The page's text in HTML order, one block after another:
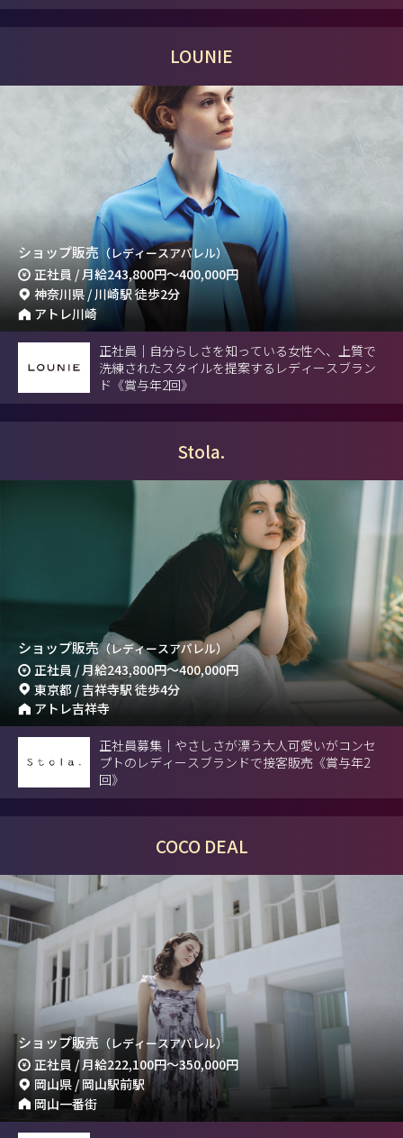
LOUNIE
ショップ販売 （レディースアパレル）
正社員 / 月給243,800円～400,000円
神奈川県 / 川崎駅 徒歩2分
アトレ川崎
正社員｜自分らしさを知っている女性へ、上質で
洗練されたスタイルを提案するレディースブラン
ド《賞与年2回》
Stola.
ショップ販売（レディースアパレル）
正社員 / 月給243,800円～400,000円
東京都 / 吉祥寺駅 徒歩4分
アトレ吉祥寺
正社員募集｜やさしさが漂う大人可愛いがコンセ
プトのレディースブランドで接客販売《賞与年2
回》
COCO DEAL
ショップ販売 （レディースアパレル）
正社員 / 月給222,100円～350,000円
岡山県 / 岡山駅前駅
岡山一番街